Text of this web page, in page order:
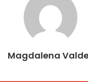
Magdalena